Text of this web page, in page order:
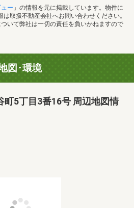
ー 」の情報を元に掲載しています。物件に
取扱不動産会社へお問い合わせください。
いて弊社は一切の責任を負いかねますので
図･環境
町5丁目3番16号 周辺地図情